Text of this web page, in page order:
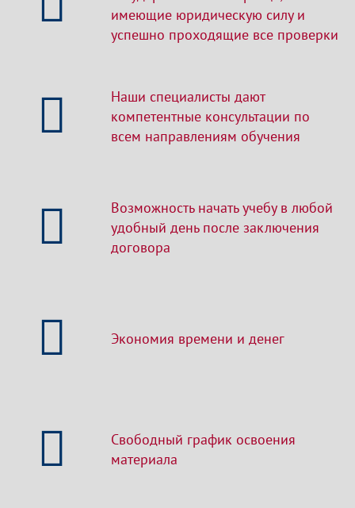
имеющие юридическую силу и
успешно проходящие все проверки
Наши специалисты дают
компетентные консультации по
всем направлениям обучения
Возможность начать учебу в любой
удобный день после заключения
договора
Экономия времени и денег
Свободный график освоения
материала